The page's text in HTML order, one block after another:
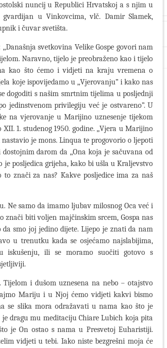
nuncij u Republici Hrvatskoj a s njim u
u Vinkovcima, vlč. Damir Slamek,
i čuvar svetišta.
svetkovina Velike Gospe govori nam
Naravno, tijelo je preobraženo kao i tijelo
kao što ćemo i vidjeti na kraju vremena o
koje ispovijedamo u ,,Vjerovanju” i kako nas
dogoditi s našim smrtnim tijelima u posljednji
jedinstvenom privilegiju već je ostvareno”. U
na vjerovanje u Marijino uznesenje tijekom
1. studenog 1950. godine. ,,Vjera u Marijino
nastavio je mons. Linqua te progovorio o ljepoti
darom da ,,Ona koja je sačuvana od
posljedica grijeha, kako bi ušla u Kraljevstvo
znači za nas? Kakve posljedice ima za naš
Ne samo da imamo ljubav milosnog Oca već i
znači biti voljen majčinskim srcem, Gospa nas
smo joj jedino dijete. Lijepo je znati da nam
u trenutku kada se osjećamo najslabijima,
iskušenju, ili se moramo suočiti gotovo s
i dušom uznesena na nebo – otajstvo
Mariju i u Njoj ćemo vidjeti kakvi bismo
se slika mora odražavati u nama kao što je
dragu mu meditaciju Chiare Lubich koja pita
je On ostao s nama u Presvetoj Euharistiji.
vidjeti u tebi. Iako niste bezgrešni moja će